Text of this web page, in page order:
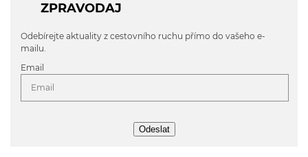
ZPRAVODAJ
Odebírejte aktuality z cestovního ruchu přímo do vašeho e-
mailu.
Email
Odeslat